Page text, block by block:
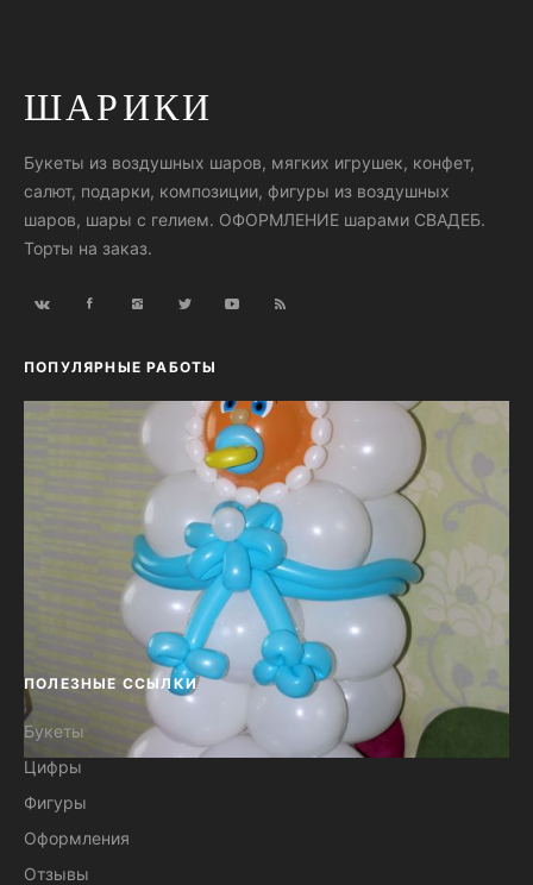
ШАРИКИ
Букеты из воздушных шаров, мягких игрушек, конфет,
салют, подарки, композиции, фигуры из воздушных
шаров, шары с гелием. ОФОРМЛЕНИЕ шарами СВАДЕБ.
Торты на заказ.
ПОПУЛЯРНЫЕ РАБОТЫ
Композиция из воздушных шаров
baby boy №06
ПОЛЕЗНЫЕ ССЫЛКИ
Букеты
Цифры
Фигуры
Оформления
Отзывы